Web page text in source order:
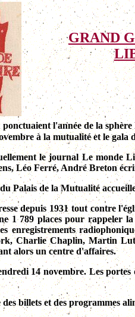
GRAND
ponctuaient l'année de la
à la mutualité et le
le journal Le
Léo Ferré, André Breton
Palais de la Mutualité
depuis 1931 tout contre
1 789 places pour rappeler
enregistrements
Charlie Chaplin, Martin
alors un centre d'affaires.
14 novembre. Les
billets et des programmes